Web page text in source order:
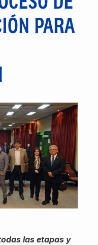
PARA
las etapas y